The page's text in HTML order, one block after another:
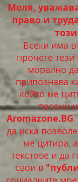
Моля,
право и
Всеки има
прочете
морално
припознава
който ме
посочи
Aromazone.BG
да иска
ме цитира,
текстове и да
свои в